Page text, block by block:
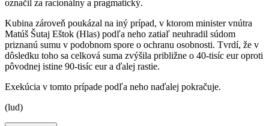
označil za racionálny a pragmatický.
Kubina zároveň poukázal na iný prípad, v ktorom minister vnútra
Matúš Šutaj Eštok (Hlas) podľa neho zatiaľ neuhradil súdom
priznanú sumu v podobnom spore o ochranu osobnosti. Tvrdí, že v
dôsledku toho sa celková suma zvýšila približne o 40-tisíc eur oproti
pôvodnej istine 90-tisíc eur a ďalej rastie.
Exekúcia v tomto prípade podľa neho naďalej pokračuje.
(lud)